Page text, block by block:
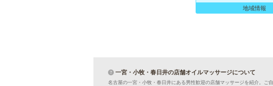
地域情報
一宮・小牧・春日井の店舗オイルマッサージについて
名古屋の一宮・小牧・春日井にある男性歓迎の店舗マッサージを紹介。